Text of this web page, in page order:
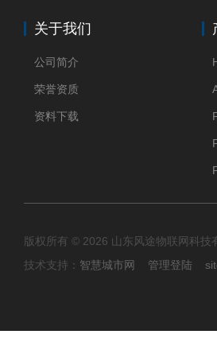
关于我们
公司简介
荣誉资质
资料下载
版权所有 © 2026 山东风途物联网科
技术支持： 智慧城市网 管理登陆